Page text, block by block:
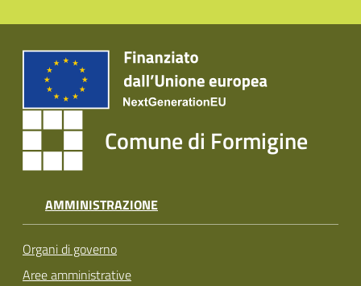
Comune di Formigine
AMMINISTRAZIONE
Organi di governo
Aree amministrative